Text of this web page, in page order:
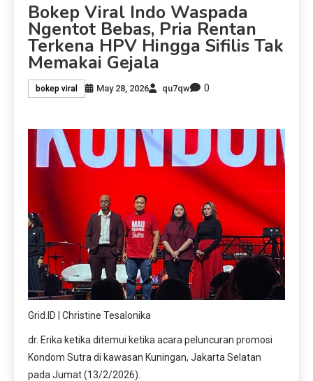
Bokep Viral Indo Waspada
Ngentot Bebas, Pria Rentan
Terkena HPV Hingga Sifilis Tak
Memakai Gejala
bokep viral May 28, 2026 qu7qw 0
Grid.ID | Christine Tesalonika
dr. Erika ketika ditemui ketika acara peluncuran promosi
Kondom Sutra di kawasan Kuningan, Jakarta Selatan
pada Jumat (13/2/2026).